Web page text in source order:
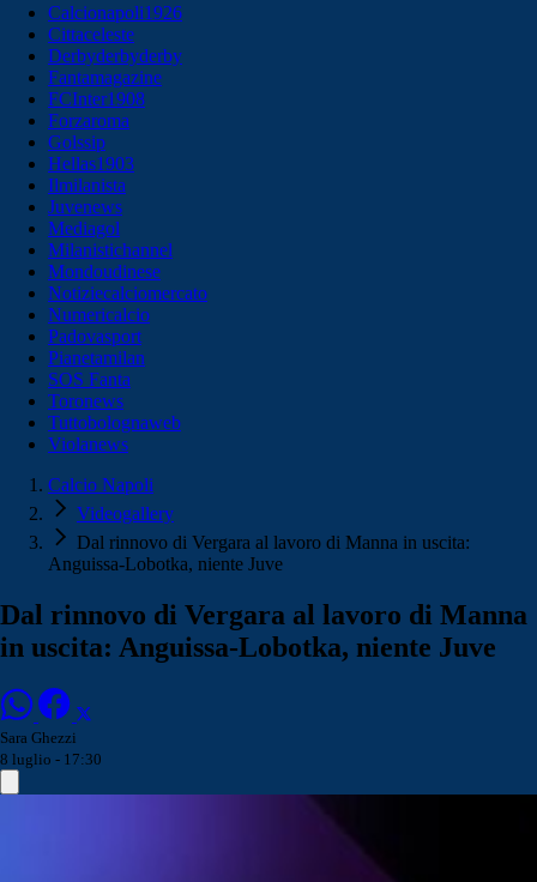
Calcionapoli1926
Cittaceleste
Derbyderbyderby
Fantamagazine
FCInter1908
Forzaroma
Golssip
Hellas1903
Ilmilanista
Juvenews
Mediagol
Milanistichannel
Mondoudinese
Notiziecalciomercato
Numericalcio
Padovasport
Pianetamilan
SOS Fanta
Toronews
Tuttobolognaweb
Violanews
Calcio Napoli
Videogallery
Dal rinnovo di Vergara al lavoro di Manna in uscita:
Anguissa-Lobotka, niente Juve
Dal rinnovo di Vergara al lavoro di Manna
in uscita: Anguissa-Lobotka, niente Juve
Sara Ghezzi
8 luglio - 17:30